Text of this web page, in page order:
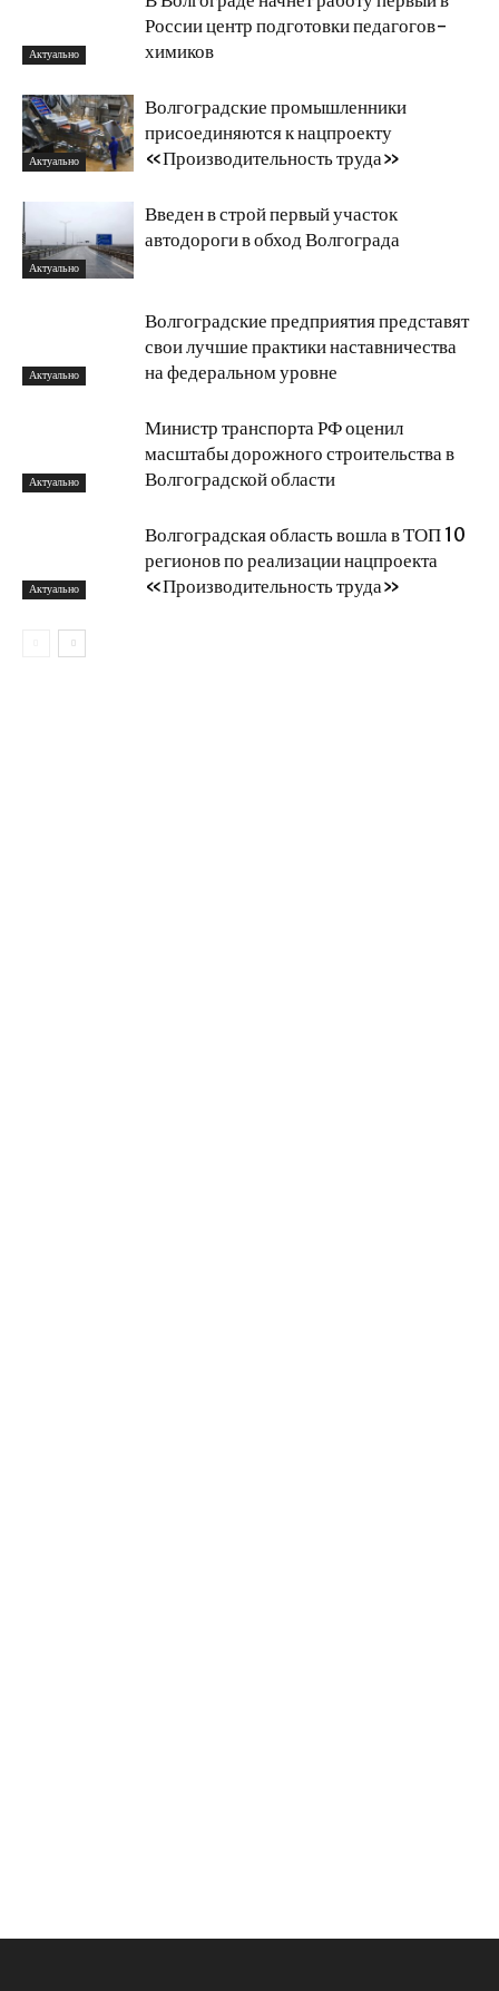
Актуально
России центр подготовки педагогов-
химиков
Актуально
Волгоградские промышленники
присоединяются к нацпроекту
«Производительность труда»
Актуально
Введен в строй первый участок
автодороги в обход Волгограда
Актуально
Волгоградские предприятия представят
свои лучшие практики наставничества
на федеральном уровне
Актуально
Министр транспорта РФ оценил
масштабы дорожного строительства в
Волгоградской области
Актуально
Волгоградская область вошла в ТОП 10
регионов по реализации нацпроекта
«Производительность труда»